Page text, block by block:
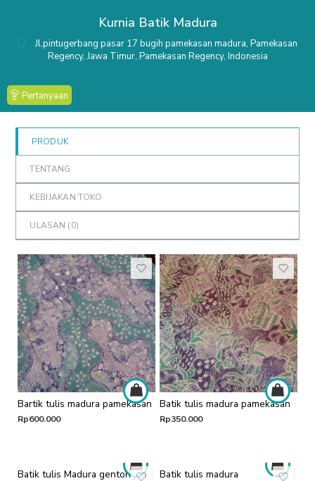
of
5
Kurnia Batik Madura
Jl.pintugerbang pasar 17 bugih pamekasan madura, Pamekasan
Regency, Jawa Timur, Pamekasan Regency, Indonesia
Pertanyaan
PRODUK
TENTANG
KEBIJAKAN TOKO
ULASAN (0)
Bartik tulis madura pamekasan
Rp600.000
Batik tulis madura pamekasan
Rp350.000
Batik tulis Madura gentongan Batik tulis madura